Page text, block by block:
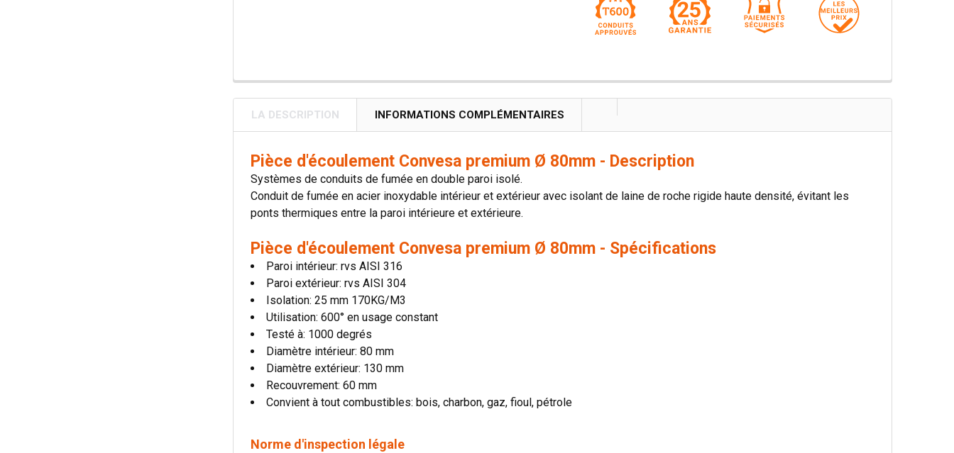
LA DESCRIPTION INFORMATIONS COMPLÉMENTAIRES
Pièce d'écoulement Convesa premium Ø 80mm - Description
Systèmes de conduits de fumée en double paroi isolé.
Conduit de fumée en acier inoxydable intérieur et extérieur avec isolant de laine de roche rigide haute densité, évitant les
ponts thermiques entre la paroi intérieure et extérieure.
Pièce d'écoulement Convesa premium Ø 80mm - Spécifications
Paroi intérieur: rvs AISI 316
Paroi extérieur: rvs AISI 304
Isolation: 25 mm 170KG/M3
Utilisation: 600° en usage constant
Testé à: 1000 degrés
Diamètre intérieur: 80 mm
Diamètre extérieur: 130 mm
Recouvrement: 60 mm
Convient à tout combustibles: bois, charbon, gaz, fioul, pétrole
Norme d'inspection légale